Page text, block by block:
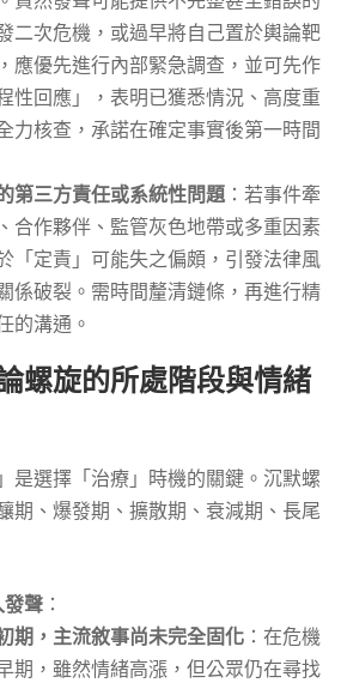
二次危機，或過早將自己置於輿論靶
應優先進行內部緊急調查，並可先作
性回應」，表明已獲悉情況、高度重
力核查，承諾在確定事實後第一時間
第三方責任或系統性問題 ：若事件牽
合作夥伴、監管灰色地帶或多重因素
「定責」可能失之偏頗，引發法律風
係破裂。需時間釐清鏈條，再進行精
的溝通。
螺旋的所處階段與情緒
是選擇「治療」時機的關鍵。沉默螺
期、爆發期、擴散期、衰減期、長尾
發聲 ：
期，主流敘事尚未完全固化 ：在危機
期，雖然情緒高漲，但公眾仍在尋找